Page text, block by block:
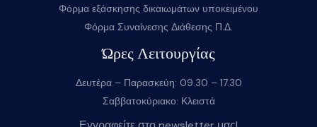
Φόρμα εξάσκησης δικαιωμάτων υποκειμένου
Φόρμα Συναίνεσης Διάθεσης Π.Δ.
Ώρες Λειτουργίας
Δευτέρα – Παρασκεύη: 09.30 – 17.30
Σαββατοκύριακο: Κλειστά